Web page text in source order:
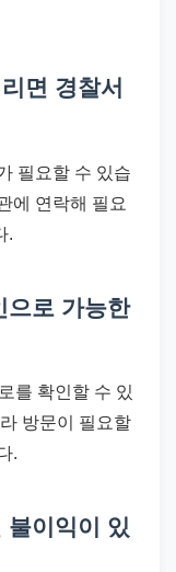
면 경찰서
필요할 수 있습
에 연락해 필요
.
으로 가능한
를 확인할 수 있
방문이 필요할
.
불이익이 있